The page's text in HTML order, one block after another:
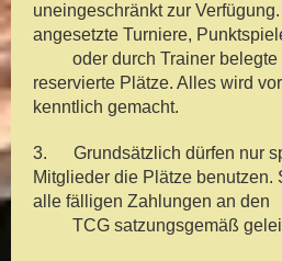
uneingeschränkt zur
angesetzte Turniere,
oder durch Trainer belegte
reservierte Plätze. Alles wird
kenntlich gemacht.
3. Grundsätzlich dürfen nur
Mitglieder die Plätze benutzen.
alle fälligen Zahlungen an den
TCG satzungsgemäß